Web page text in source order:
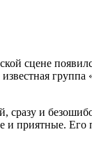
сцене
сразу и
приятные. Его